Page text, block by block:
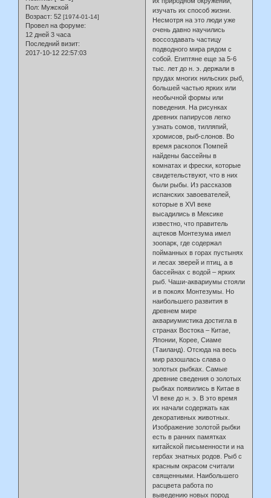
Пол: Мужской
Возраст: 52 [1974-01-14]
Провел на форуме:
12 дней 3 часа
Последний визит:
2017-10-12 22:57:03
изучать их способ жизни.
Несмотря на это люди уже
очень давно научились
воссоздавать частицу
подводного мира рядом с
собой. Египтяне еще за 5-6
тыс. лет до н. э. держали в
прудах многих нильских рыб,
большей частью ярких или
необычной формы или
поведения. На рисунках
древних папирусов легко
узнать сомов, тилляпий,
хромисов, рыб-слонов. Во
время раскопок Помпей
найдены бассейны в
комнатах и фрески, которые
свидетельствуют, что в них
были рыбы. Из рассказов
испанских завоевателей,
которые в XVI веке
высадились в Мексике
известно, что правитель
ацтеков Монтезума имел
зоопарк, где содержал
пойманных в горах пустынях
и лесах зверей и птиц, а в
бассейнах с водой – ярких
рыб. Чаши-аквариумы стояли
и в покоях Монтезумы. Но
наибольшего развития в
древнем мире
аквариумистика достигла в
странах Востока – Китае,
Японии, Корее, Сиаме
(Таиланд). Отсюда на весь
мир разошлась слава о
золотых рыбках. Самые
древние сведения о золотых
рыбках появились в Китае в
VI веке до н. э. В это время
их начали содержать как
декоративных животных.
Изображение золотой рыбки
есть в ранних памятках
китайской письменности и на
гербах знатных родов. Рыб с
красным окрасом считали
священными. Наибольшего
расцвета работа по
выведению новых пород